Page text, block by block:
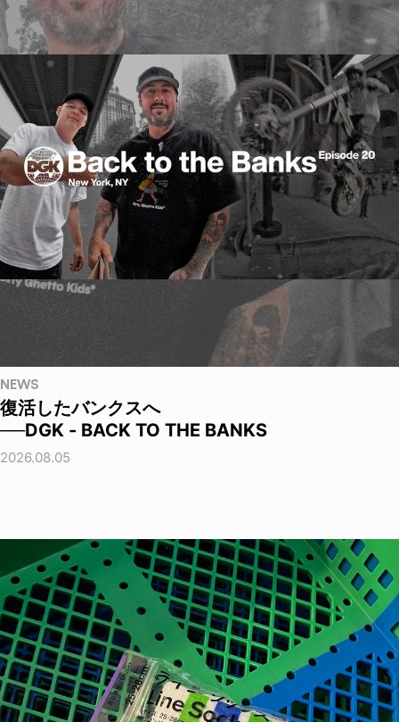
NEWS
復活したバンクスへ
──DGK - BACK TO THE BANKS
2026.08.05